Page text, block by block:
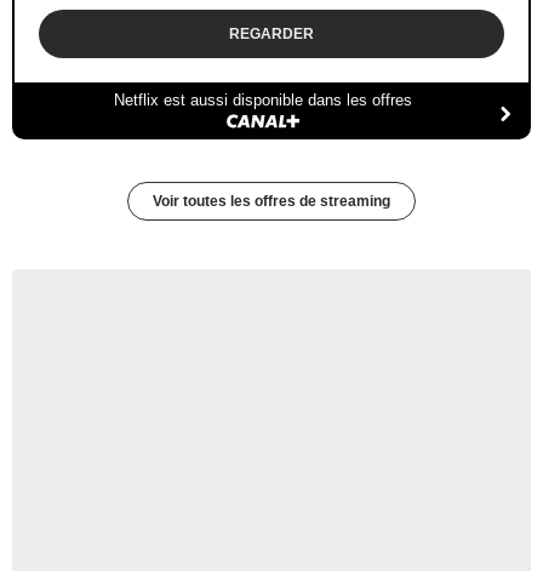
REGARDER
Netflix est aussi disponible dans les offres
Voir toutes les offres de streaming